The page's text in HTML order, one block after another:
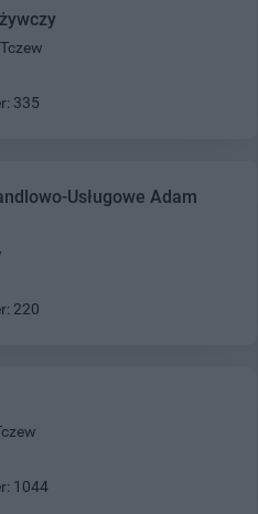
335
Usługowe Adam
220
1044